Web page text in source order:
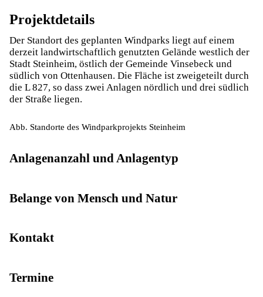
Projektdetails
Der Standort des geplanten Windparks liegt auf einem
derzeit landwirtschaftlich genutzten Gelände westlich der
Stadt Steinheim, östlich der Gemeinde Vinsebeck und
südlich von Ottenhausen. Die Fläche ist zweigeteilt durch
die L 827, so dass zwei Anlagen nördlich und drei südlich
der Straße liegen.
Abb. Standorte des Windparkprojekts Steinheim
Anlagenanzahl und Anlagentyp
Belange von Mensch und Natur
Kontakt
Termine